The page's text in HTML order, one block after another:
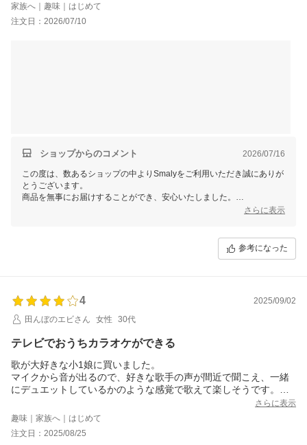
家族へ｜趣味｜はじめて
注文日：2026/07/10
ショップからのコメント 2026/07/16
この度は、数あるショップの中よりSmalyをご利用いただき誠にありが
とうございます。
商品を無事にお届けすることができ、安心いたしました。
また、お忙しい中レビューをご記入いただき誠にありがとうございま
またのご来店をスタッフ一同心よりお待ちしております。
さらに表示
参考になった
4
2025/09/02
田んぼのエビさん
女性 30代
テレビでおうちカラオケができる
歌が大好きな小1娘に買いました。
マイクから音が出るので、好きな歌手の声が間近で聞こえ、一緒
にデュエットしているかのような感覚で歌えて楽しそうです。
本物のカラオケだと、メロディや歌詞が分からなくなって癇癪を
起こしていたので、育児向きのマイクだなと思いました。ボイス
カット機能は大人が使っています。YouTubeのCMのボイスもカッ
トされるので面白いです。
さらに表示
趣味｜家族へ｜はじめて
注文日：2025/08/25